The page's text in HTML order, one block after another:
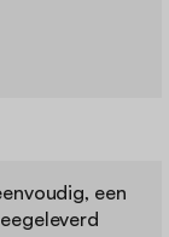
een